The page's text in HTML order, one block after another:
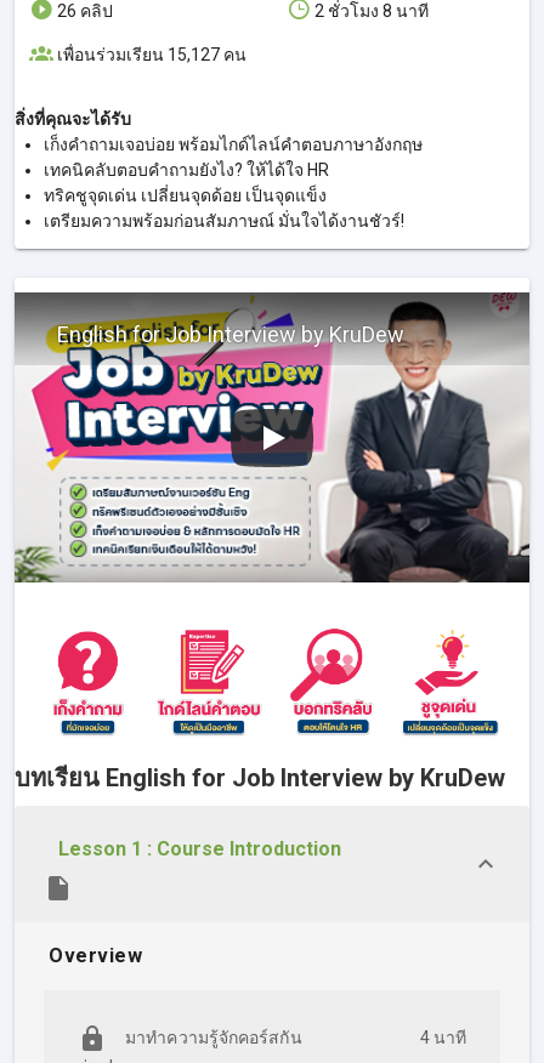
26 คลิป
2 ชั่วโมง 8 นาที
เพื่อนร่วมเรียน 15,127 คน
สิ่งที่คุณจะได้รับ
เก็งคำถามเจอบ่อย พร้อมไกด์ไลน์คำตอบภาษาอังกฤษ
เทคนิคลับตอบคำถามยังไง? ให้ได้ใจ HR
ทริคชูจุดเด่น เปลี่ยนจุดด้อย เป็นจุดแข็ง
เตรียมความพร้อมก่อนสัมภาษณ์ มั่นใจได้งานชัวร์!
English for Job Interview by KruDew
บทเรียน English for Job Interview by KruDew
Lesson 1 : Course Introduction
Overview
มาทำความรู้จักคอร์สกัน
4 นาที